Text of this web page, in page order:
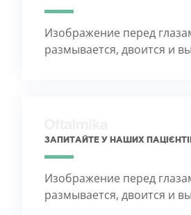
Изображение перед
размывается, двоится и
ЗАПИТАЙТЕ У НАШИХ
Изображение перед
размывается, двоится и